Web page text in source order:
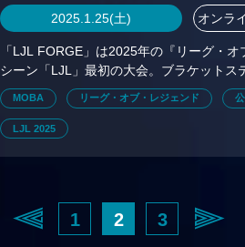
2025.1.25(土) オンラ
「LJL FORGE」は2025年の『リーグ・
シーン「LJL」最初の大会。ブラケットス
位16チームがメインステージに進出する。
MOBA リーグ・オブ・レジェンド
LJL 2025
1 2 3